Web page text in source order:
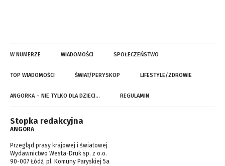
W NUMERZE WIADOMOŚCI SPOŁECZEŃSTWO
TOP WIADOMOŚCI ŚWIAT/PERYSKOP LIFESTYLE/ZDROWIE
ANGORKA – NIE TYLKO DLA DZIECI… REGULAMIN
Stopka redakcyjna
ANGORA
Przegląd prasy krajowej i światowej
Wydawnictwo Westa-Druk sp. z o.o.
90-007 Łódź, pl. Komuny Paryskiej 5a